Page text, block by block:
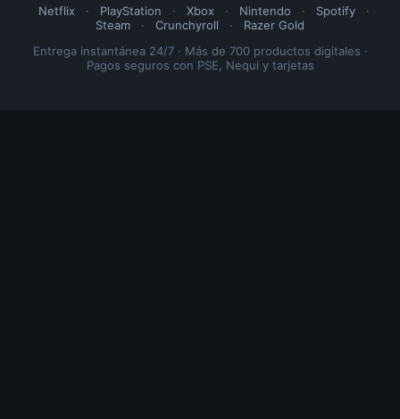
Netflix · PlayStation · Xbox · Nintendo · Spotify
·
Steam
· Crunchyroll ·
Razer Gold
Entrega instantánea 24/7 · Más de 700 productos digitales ·
Pagos seguros con PSE, Nequi y tarjetas